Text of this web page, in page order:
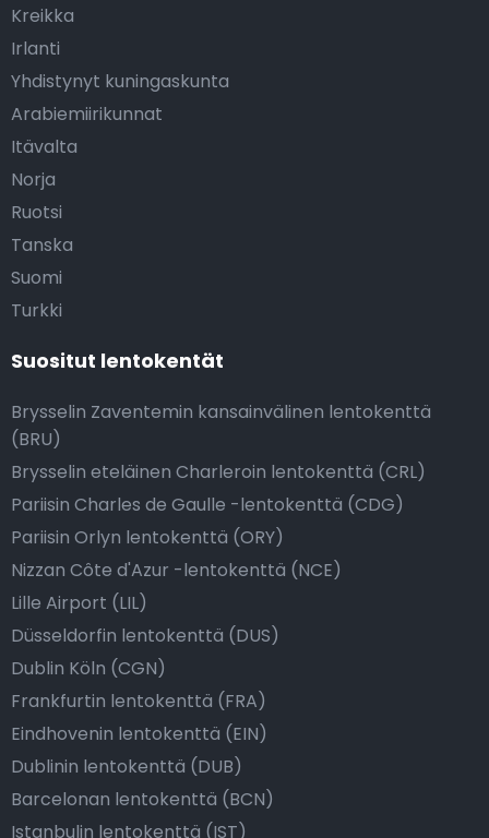
Kreikka
Irlanti
Yhdistynyt kuningaskunta
Arabiemiirikunnat
Itävalta
Norja
Ruotsi
Tanska
Suomi
Turkki
Suositut lentokentät
Brysselin Zaventemin kansainvälinen lentokenttä
(BRU)
Brysselin eteläinen Charleroin lentokenttä (CRL)
Pariisin Charles de Gaulle -lentokenttä (CDG)
Pariisin Orlyn lentokenttä (ORY)
Nizzan Côte d'Azur -lentokenttä (NCE)
Lille Airport (LIL)
Düsseldorfin lentokenttä (DUS)
Dublin Köln (CGN)
Frankfurtin lentokenttä (FRA)
Eindhovenin lentokenttä (EIN)
Dublinin lentokenttä (DUB)
Barcelonan lentokenttä (BCN)
Istanbulin lentokenttä (IST)